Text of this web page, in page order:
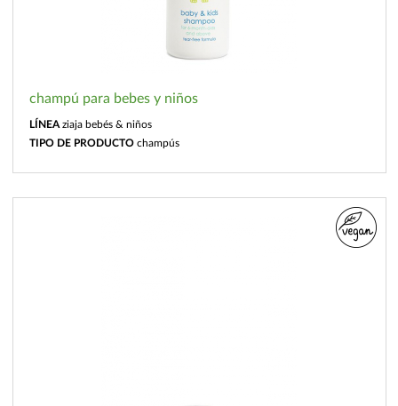
champú para bebes y niños
LÍNEA ziaja bebés & niños
TIPO DE PRODUCTO champús